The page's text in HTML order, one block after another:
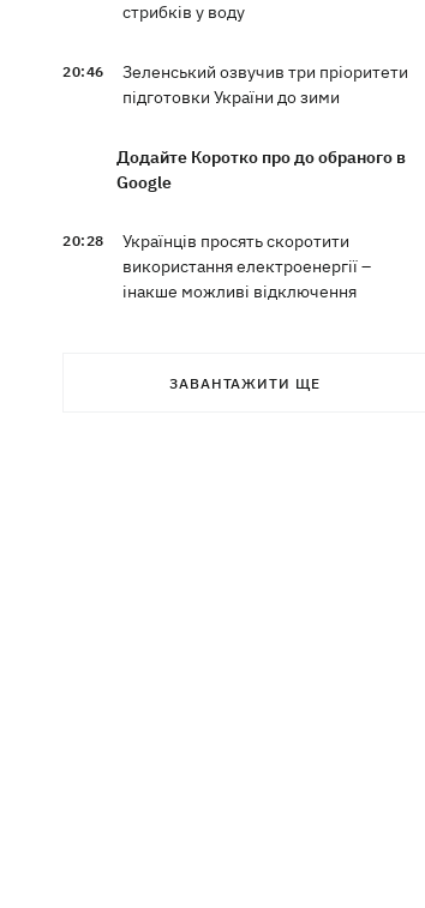
стрибків у воду
20:46
Зеленський озвучив три пріоритети
підготовки України до зими
Додайте Коротко про до обраного в
Google
20:28
Українців просять скоротити
використання електроенергії –
інакше можливі відключення
блискавки просто на полі
ЗАВАНТАЖИТИ ЩЕ